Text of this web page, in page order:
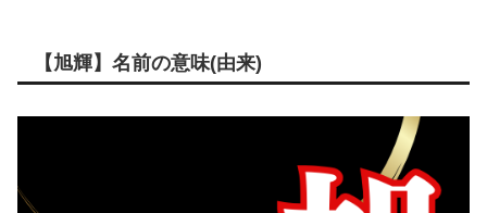
【旭輝】名前の意味(由来)